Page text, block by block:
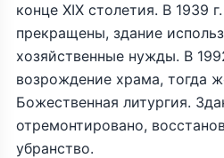
конце XIX столетия. В 1939
прекращены, здание
хозяйственные нужды. В
возрождение храма, тогда
Божественная литургия.
отремонтировано,
убранство.